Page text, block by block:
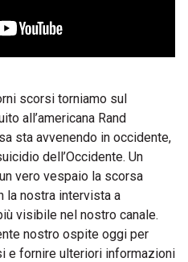
scorsi torniamo sul
all’americana Rand
sta avvenendo in occidente,
dell’Occidente. Un
vero vespaio la scorsa
la nostra intervista a
visibile nel nostro canale.
nostro ospite oggi per
e fornire ulteriori informazioni